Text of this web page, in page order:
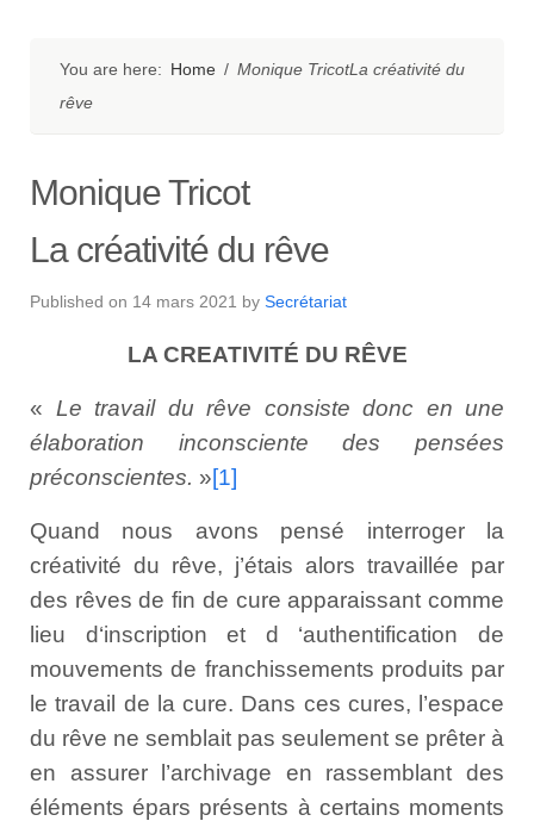
You are here: Home / Monique TricotLa créativité du
rêve
Monique Tricot
La créativité du rêve
Published on 14 mars 2021 by Secrétariat
LA CREATIVITÉ DU RÊVE
« Le travail du rêve consiste donc en une
élaboration inconsciente des pensées
préconscientes. »[1]
Quand nous avons pensé interroger la
créativité du rêve, j’étais alors travaillée par
des rêves de fin de cure apparaissant comme
lieu d‘inscription et d ‘authentification de
mouvements de franchissements produits par
le travail de la cure. Dans ces cures, l’espace
du rêve ne semblait pas seulement se prêter à
en assurer l’archivage en rassemblant des
éléments épars présents à certains moments